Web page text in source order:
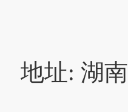
地址: 湖